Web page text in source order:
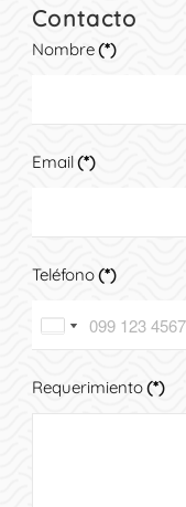
Contacto
Nombre(*)
Email(*)
Teléfono(*)
Ecuador
United
+1
Requerimiento(*)